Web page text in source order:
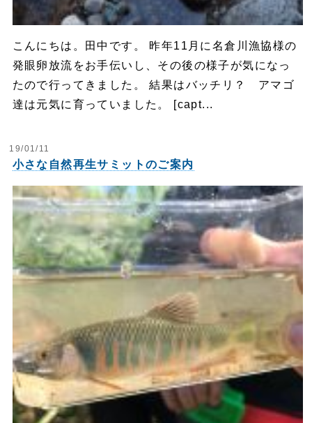
こんにちは。田中です。 昨年11月に名倉川漁協様の
発眼卵放流をお手伝いし、その後の様子が気になっ
たので行ってきました。 結果はバッチリ？ アマゴ
達は元気に育っていました。 [capt...
19/01/11
小さな自然再生サミットのご案内